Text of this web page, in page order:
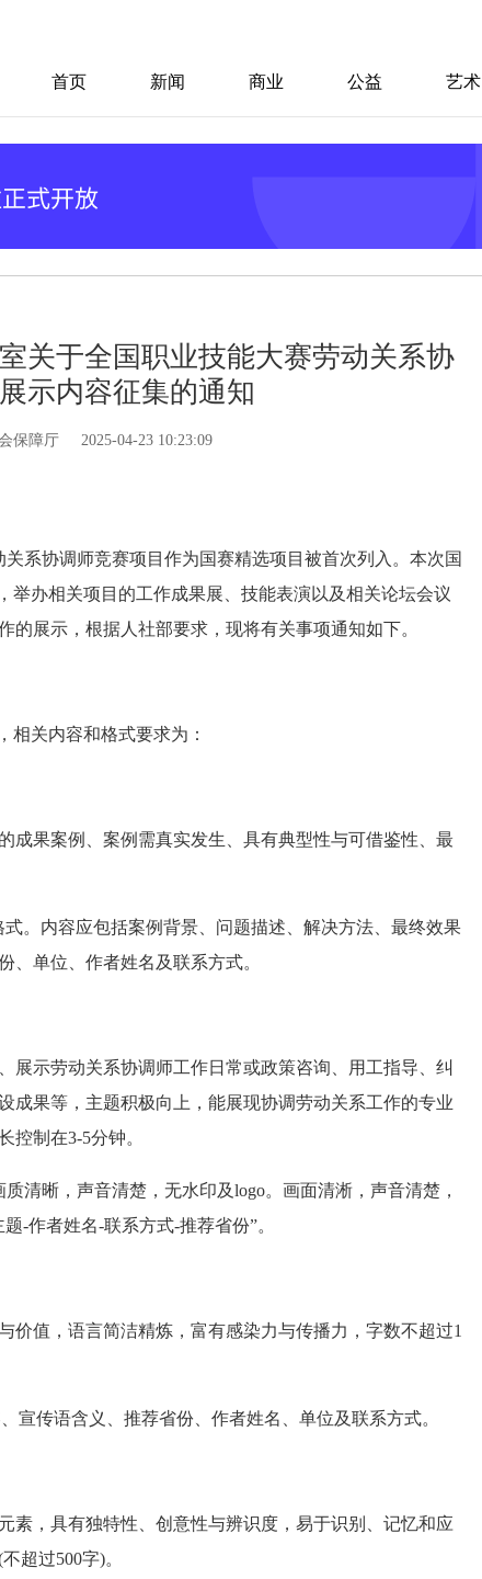
首页 新闻 商业 公益 艺术
关于全国职业技能大赛劳动关系协
示内容征集的通知
保障厅 2025-04-23 10:23:09
系协调师竞赛项目作为国赛精选项目被首次列入。本次国
举办相关项目的工作成果展、技能表演以及相关论坛会议
展示，根据人社部要求，现将有关事项通知如下。
相关内容和格式要求为：
成果案例、案例需真实发生、具有典型性与可借鉴性、最
。内容应包括案例背景、问题描述、解决方法、最终效果
、单位、作者姓名及联系方式。
展示劳动关系协调师工作日常或政策咨询、用工指导、纠
成果等，主题积极向上，能展现协调劳动关系工作的专业
控制在3-5分钟。
清晰，声音清楚，无水印及logo。画面清淅，声音清楚，
-作者姓名-联系方式-推荐省份”。
值，语言简洁精炼，富有感染力与传播力，字数不超过1
宣传语含义、推荐省份、作者姓名、单位及联系方式。
素，具有独特性、创意性与辨识度，易于识别、记忆和应
超过500字)。